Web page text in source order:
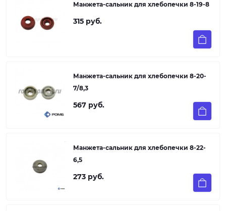
Манжета-сальник для хлебопечки 8-19-8
315 руб.
Манжета-сальник для хлебопечки 8-20-
7/8,3
567 руб.
Манжета-сальник для хлебопечки 8-22-
6,5
273 руб.